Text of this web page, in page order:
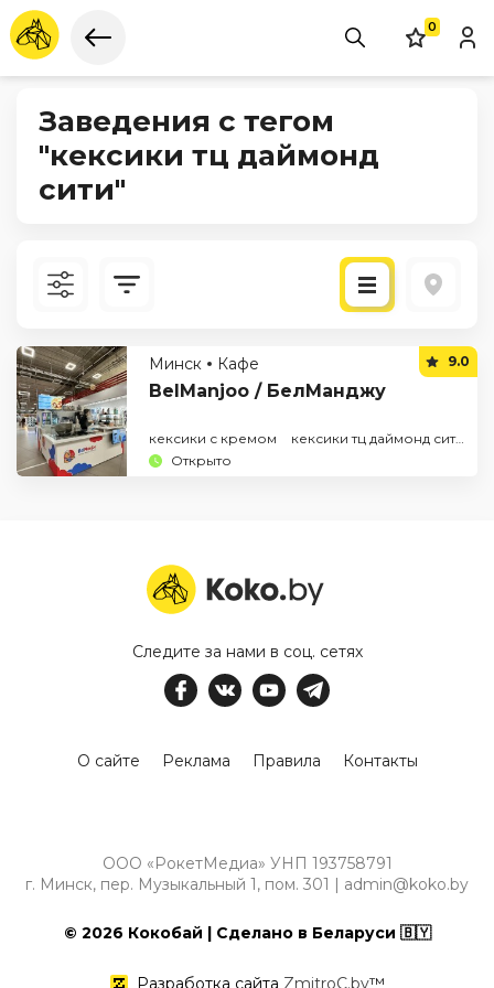
0
Заведения с тегом
"кексики тц даймонд
сити"
По рейтингуМинск Кафе
BelManjoo / БелМанджу
9.0
кексики с кремом
кексики тц даймонд сити
Открыто
Следите за нами в соц. сетях
О сайте Реклама Правила Контакты
ООО «РокетМедиа» УНП 193758791
г. Минск, пер. Музыкальный 1, пом. 301 | admin@koko.by
© 2026 Кокобай | Сделано в Беларуси 🇧🇾
Разработка сайта ZmitroC.by™